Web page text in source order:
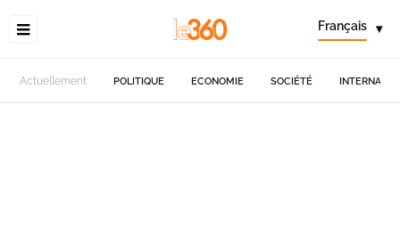
Français ▾
Actuellement POLITIQUE ECONOMIE SOCIÉTÉ